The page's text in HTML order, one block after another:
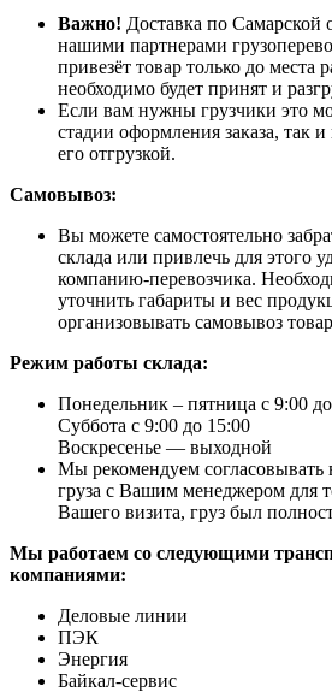
Важно! Доставка по Самарской
нашими партнерами
привезёт товар только до места
необходимо будет принят и
Если вам нужны грузчики это
стадии оформления заказа, так
его отгрузкой.
Самовывоз:
Вы можете самостоятельно
склада или привлечь для этого
компанию-перевозчика.
уточнить габариты и вес
организовывать самовывоз
Режим работы склада:
Понедельник – пятница с 9:00
Суббота с 9:00 до 15:00
Воскресенье — выходной
Мы рекомендуем согласовывать
груза с Вашим менеджером для
Вашего визита, груз был
Мы работаем со следующими
компаниями:
Деловые линии
ПЭК
Энергия
Байкал-сервис